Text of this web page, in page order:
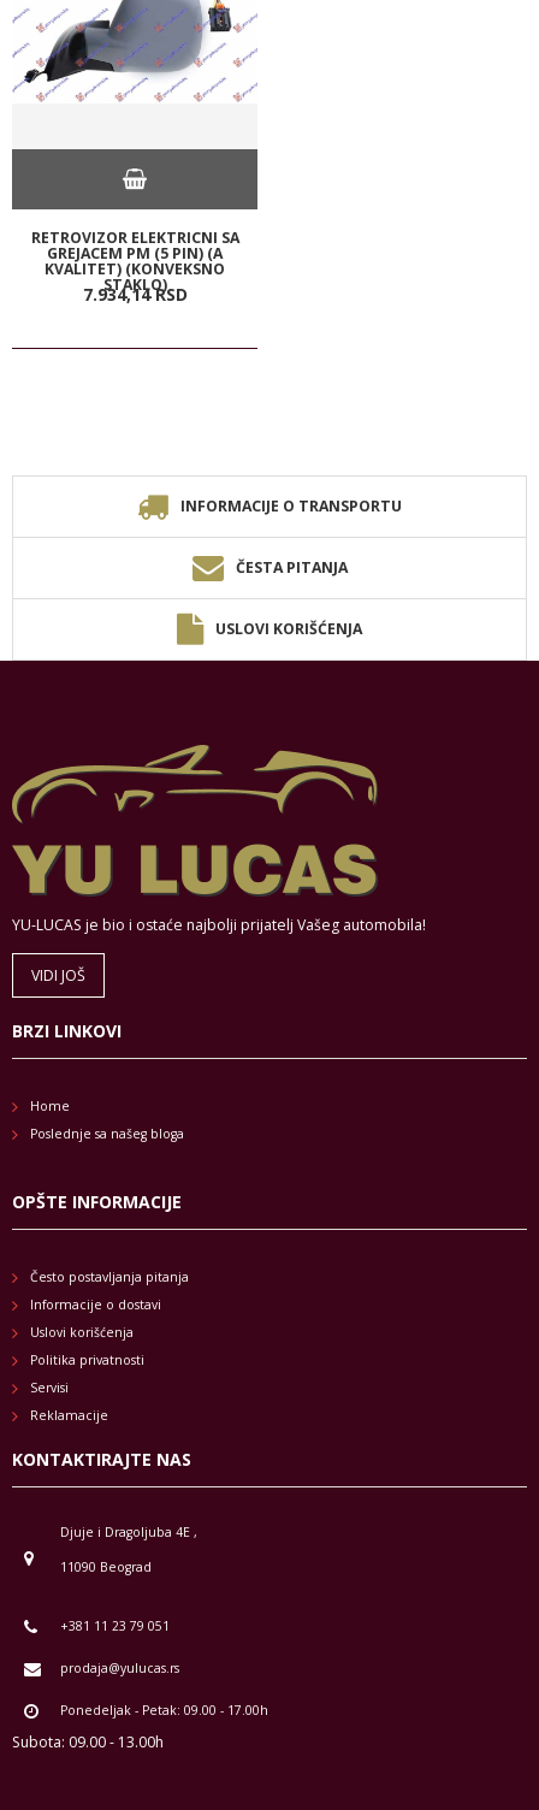
RETROVIZOR ELEKTRICNI SA
GREJACEM PM (5 PIN) (A
KVALITET) (KONVEKSNO
STAKLO)
7.934,14 RSD
INFORMACIJE O TRANSPORTU
ČESTA PITANJA
USLOVI KORIŠĆENJA
YU-LUCAS je bio i ostaće najbolji prijatelj Vašeg automobila!
VIDI JOŠ
BRZI LINKOVI
Home
Poslednje sa našeg bloga
OPŠTE INFORMACIJE
Često postavljanja pitanja
Informacije o dostavi
Uslovi korišćenja
Politika privatnosti
Servisi
Reklamacije
KONTAKTIRAJTE NAS
Djuje i Dragoljuba 4E ,
11090 Beograd
+381 11 23 79 051
prodaja@yulucas.rs
Ponedeljak - Petak: 09.00 - 17.00h
Subota: 09.00 - 13.00h